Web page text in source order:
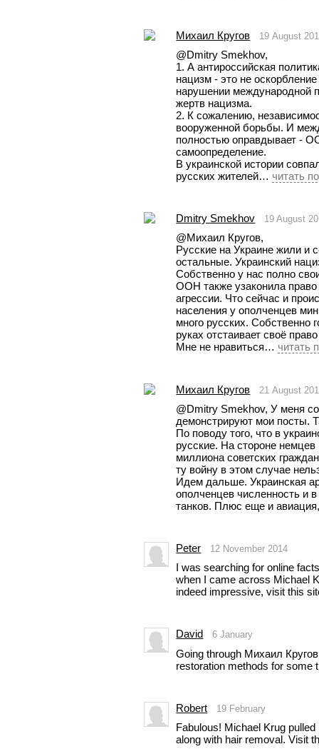
Михаил Кругов 19 August
@Dmitry Smekhov,
1. А антироссийская
нацизм - это не
нарушении международной
жертв нацизма.
2. К сожалению,
вооруженной борьбы. И
полностью оправдывает -
самоопределение.
В украинской истории
русских жителей… читать
Dmitry Smekhov 19 August
@Михаил Кругов,
Русские на Украине жили и
остальные. Украинский
Собственно у нас полно
ООН также узаконила
агрессии. Что сейчас и
населения у ополченцев
много русских. Собственно
руках отстаивает своё
Мне не нравиться… читать
Михаил Кругов 21 August
@Dmitry Smekhov, У меня
демонстрируют мои посты.
По поводу того, что в
русские. На стороне
миллиона советских
ту войну в этом случае
Идем дальше. Украинская
ополченцев численность и
танков. Плюс еще и
Peter 12 November 2014
I was searching for online
when I came across Michael
indeed impressive, visit this
David 6 January
Going through Михаил
restoration methods for some
Robert 19 February
Fabulous! Michael Krug
along with hair removal. Visit